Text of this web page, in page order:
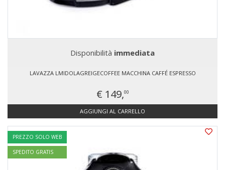
Disponibilità immediata
LAVAZZA LMIDOLAGREIGECOFFEE MACCHINA CAFFÉ ESPRESSO
€ 149,00
AGGIUNGI AL CARRELLO
PREZZO SOLO WEB
SPEDITO GRATIS